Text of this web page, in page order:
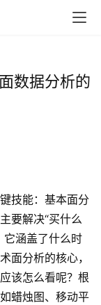
数据分析的
技能：基本面分
要解决“买什么
它涵盖了什么时
面分析的核心，
该怎么看呢？根
蜡烛图、移动平